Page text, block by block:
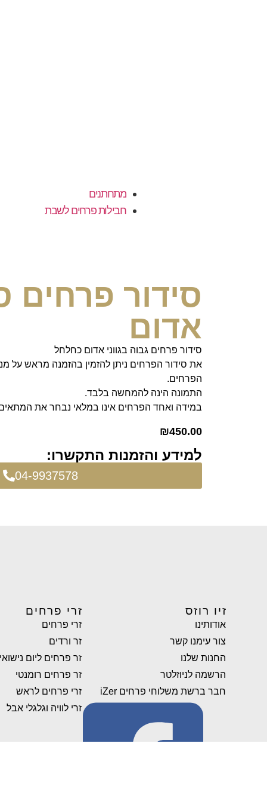
מתחתנים
חבילות פרחים לשבת
סידור פרחים
אדום
סידור פרחים גבוה בגווני אדום כחלחל
את סידור הפרחים ניתן להזמין בהזמנה מראש על
הפרחים.
התמונה הינה להמחשה בלבד.
במידה ואחד הפרחים אינו במלאי נבחר את
₪450.00
למידע והזמנות התקשרו:
04-9937578
זיו רוזס
אודותינו
צור עימנו קשר
החנות שלנו
הרשמה לניוזלטר
חבר ברשת משלוחי פרחים iZer
זרי פרחים
זרי פרחים
זר ורדים
זר פרחים ליום
זר פרחים רומנטי
זרי פרחים לראש
זרי לוויה וגלגלי אבל